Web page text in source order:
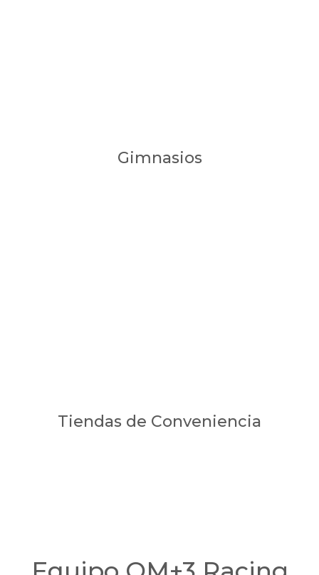
Gimnasios
Tiendas de Conveniencia